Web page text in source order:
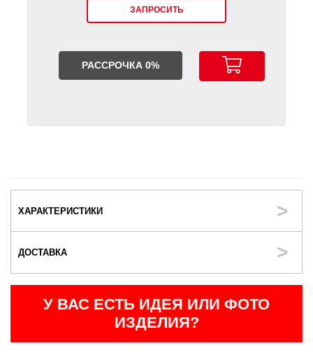
ЗАПРОСИТЬ
РАССРОЧКА 0%
ХАРАКТЕРИСТИКИ
ДОСТАВКА
У ВАС ЕСТЬ ИДЕЯ ИЛИ ФОТО
ИЗДЕЛИЯ?